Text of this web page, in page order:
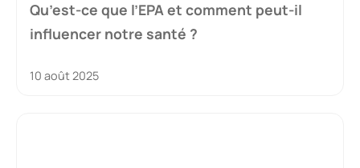
Qu’est-ce que l’EPA et comment peut-il
influencer notre santé ?
10 août 2025